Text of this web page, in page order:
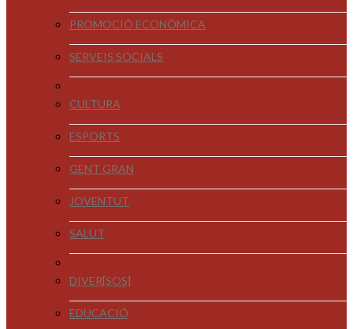
PROMOCIÓ ECONÒMICA
SERVEIS SOCIALS
CULTURA
ESPORTS
GENT GRAN
JOVENTUT
SALUT
DIVER[SOS]
EDUCACIÓ